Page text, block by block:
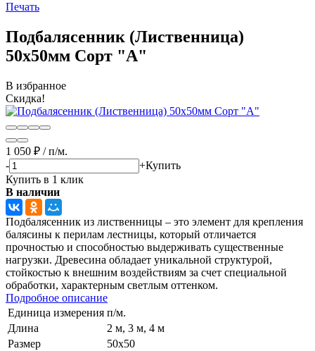
Печать
Подбалясенник (Лиственница)
50х50мм Сорт "A"
В избранное
Скидка!
1 050 ₽ /п/м.
-
+Купить
Купить в 1 клик
В наличии
Подбалясенник из лиственницы – это элемент для крепления
балясины к перилам лестницы, который отличается
прочностью и способностью выдерживать существенные
нагрузки. Древесина обладает уникальной структурой,
стойкостью к внешним воздействиям за счет специальной
обработки, характерным светлым оттенком.
Подробное описание
Единица измерения п/м.
Длина
2 м, 3 м, 4 м
Размер
50x50